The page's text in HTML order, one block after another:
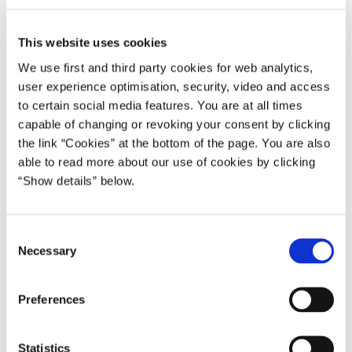
This website uses cookies
We use first and third party cookies for web analytics,
user experience optimisation, security, video and access
to certain social media features. You are at all times
capable of changing or revoking your consent by clicking
the link “Cookies” at the bottom of the page. You are also
able to read more about our use of cookies by clicking
“Show details” below.
Necessary
Preferences
Statistics
vognmænd. Med de to initiativer er vi altså rigtig godt på
Beskæftigelsesordfører Hans Andersen (V):
- Venstre har kæmpet for, at vi får sikret ordnede forhold på
transportområdet på det danske arbejdsmarked. Den
såkaldte Padborg-sag er fuldstændig uacceptabelt. Alle
chauffører i Danmark - også udenlandske - skal arbejde
lyttet til Venstres krav om, at det skal ske med respekt for
den danske model og fagforeningsfriheden i Danmark.
Beskæftigelsesordfører Bent Bøgsted (DF):
at sikre, at alle overenskomster på området, der ikke